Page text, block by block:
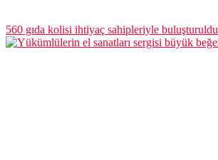
560 gıda kolisi ihtiyaç sahipleriyle buluşturuldu